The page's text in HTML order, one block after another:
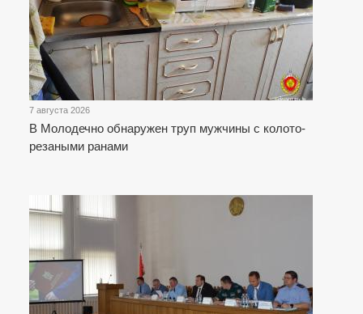
7 августа 2026
В Молодечно обнаружен труп мужчины с колото-
резаными ранами